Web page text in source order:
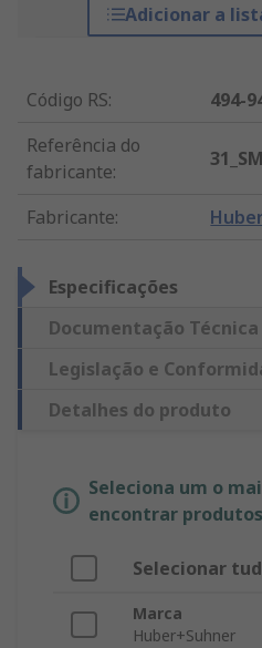
Adicionar a
Código RS:
494-
Referência do
fabricante:
Fabricante:
Especificações
Documentação Técnica
Legislação e
Detalhes do produto
Seleciona um o
encontrar
Selecionar
Marca
Huber+Suhner